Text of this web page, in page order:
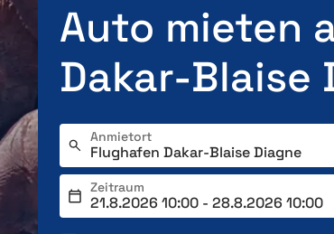
Auto mieten
Dakar-Blaise
Anmietort
Zeitraum